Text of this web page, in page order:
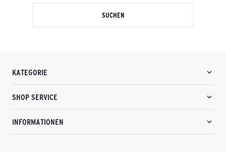
SUCHEN
KATEGORIE
SHOP SERVICE
INFORMATIONEN